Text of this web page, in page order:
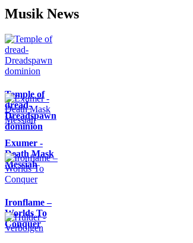
Musik News
Temple of
dread-
Dreadspawn
dominion
Exumer -
Death Mask
Messiah
Ironflame –
Worlds To
Conquer